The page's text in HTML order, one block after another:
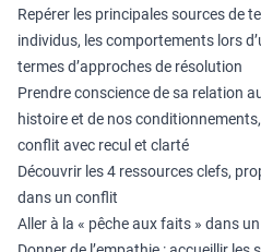
Repérer les principales sources de
individus, les comportements lors
termes d’approches de résolution
Prendre conscience de sa relation
histoire et de nos
conflit avec recul et clarté
Découvrir les 4 ressources clefs,
dans un conflit
Aller à la « pêche aux faits » dans